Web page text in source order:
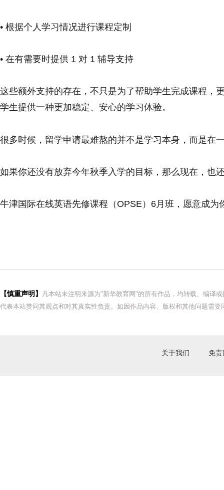
• 根据个人学习情况进行课程定制
• 在有需要时提供 1 对 1 辅导支持
这些额外支持的存在，不只是为了帮助学生完成课程，
学生提供一种更加稳定、安心的学习体验。
很多时候，留学申请最难熬的并不是学习本身，而是在
如果你还没有放弃今年秋季入学的目标，那么现在，也
牛津国际在线英语先修课程（OPSE）6月班，愿意成为
【慎重声明】
凡本站未注明来源为"新华教育网"的所有作品，均转载、编译
代表本站赞同其观点和对其真实性负责。如因作品内容、版权和其他问题需
关于我们 免责